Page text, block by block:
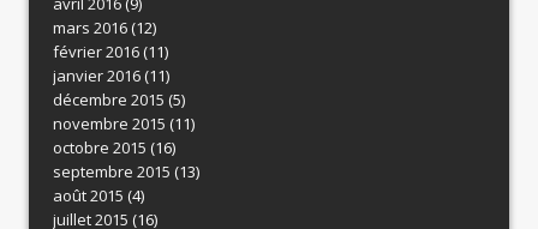
mars 2016(12)
février 2016(11)
janvier 2016(11)
décembre 2015 (5)
novembre 2015 (11)
octobre 2015 (16)
septembre 2015 (13)
août 2015 (4)
juillet 2015 (16)